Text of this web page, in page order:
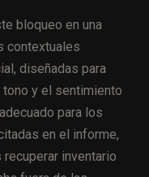
bloqueo en una
contextuales
diseñadas para
y el sentimiento
para los
en el informe,
inventario